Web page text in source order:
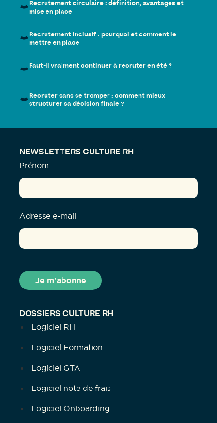
Recrutement circulaire : définition, avantages et
mise en place
Recrutement inclusif : pourquoi et comment le
mettre en place
Faut-il vraiment continuer à recruter en été ?
Recruter sans se tromper : comment mieux
structurer sa décision finale ?
DOSSIERS CULTURE RH
Logiciel RH
Logiciel Formation
Logiciel GTA
Logiciel note de frais
Logiciel Onboarding
NEWSLETTERS CULTURE RH
Prénom
Adresse e-mail